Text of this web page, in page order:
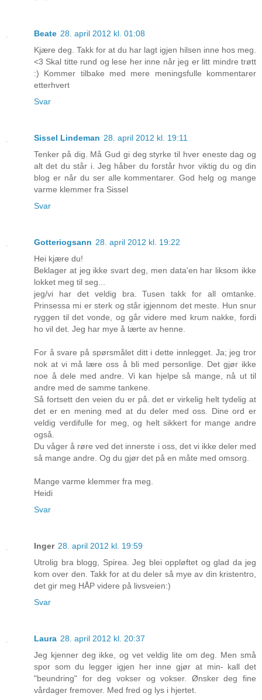
Beate 28. april 2012 kl. 01:08
Kjære deg. Takk for at du har lagt igjen hilsen inne hos meg.
<3 Skal titte rund og lese her inne når jeg er litt mindre trøtt
:) Kommer tilbake med mere meningsfulle kommentarer
etterhvert
Svar
Sissel Lindeman 28. april 2012 kl. 19:11
Tenker på dig. Må Gud gi deg styrke til hver eneste dag og
alt det du står i. Jeg håber du forstår hvor viktig du og din
blog er når du ser alle kommentarer. God helg og mange
varme klemmer fra Sissel
Svar
Gotteriogsann 28. april 2012 kl. 19:22
Hei kjære du!
Beklager at jeg ikke svart deg, men data'en har liksom ikke
lokket meg til seg...
jeg/vi har det veldig bra. Tusen takk for all omtanke.
Prinsessa mi er sterk og står igjennom det meste. Hun snur
ryggen til det vonde, og går videre med krum nakke, fordi
ho vil det. Jeg har mye å lærte av henne.
For å svare på spørsmålet ditt i dette innlegget. Ja; jeg tror
nok at vi må lære oss å bli med personlige. Det gjør ikke
noe å dele med andre. Vi kan hjelpe så mange, nå ut til
andre med de samme tankene.
Så fortsett den veien du er på. det er virkelig helt tydelig at
det er en mening med at du deler med oss. Dine ord er
veldig verdifulle for meg, og helt sikkert for mange andre
også.
Du våger å røre ved det innerste i oss, det vi ikke deler med
så mange andre. Og du gjør det på en måte med omsorg.
Mange varme klemmer fra meg.
Heidi
Svar
Inger 28. april 2012 kl. 19:59
Utrolig bra blogg, Spirea. Jeg blei oppløftet og glad da jeg
kom over den. Takk for at du deler så mye av din kristentro,
det gir meg HÅP videre på livsveien:)
Svar
Laura 28. april 2012 kl. 20:37
Jeg kjenner deg ikke, og vet veldig lite om deg. Men små
spor som du legger igjen her inne gjør at min- kall det
"beundring" for deg vokser og vokser. Ønsker deg fine
vårdager fremover. Med fred og lys i hjertet.